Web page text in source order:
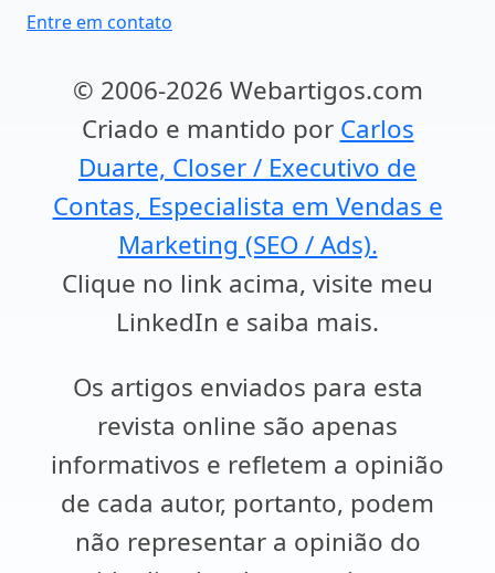
Entre em contato
© 2006-2026 Webartigos.com
Criado e mantido por Carlos
Duarte, Closer / Executivo de
Contas, Especialista em Vendas e
Marketing (SEO / Ads).
Clique no link acima, visite meu
LinkedIn e saiba mais.
Os artigos enviados para esta
revista online são apenas
informativos e refletem a opinião
de cada autor, portanto, podem
não representar a opinião do